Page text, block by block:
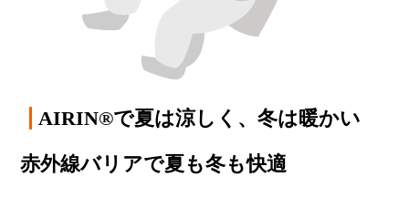
AIRIN®で夏は涼しく、冬は暖かい
赤外線バリアで夏も冬も快適